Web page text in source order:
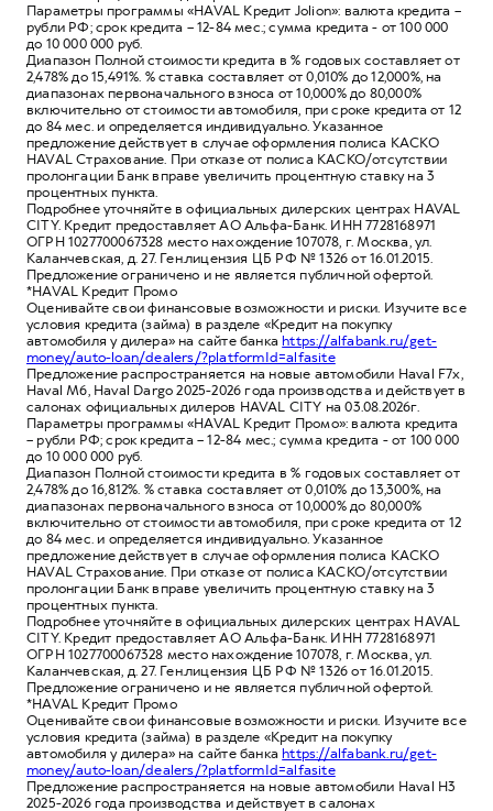
Параметры программы «HAVAL Кредит Jolion»: валюта кредита –
рубли РФ; срок кредита – 12-84 мес.; сумма кредита - от 100 000
до 10 000 000 руб.
Диапазон Полной стоимости кредита в % годовых составляет от
2,478% до 15,491%. % ставка составляет от 0,010% до 12,000%, на
диапазонах первоначального взноса от 10,000% до 80,000%
включительно от стоимости автомобиля, при сроке кредита от 12
до 84 мес. и определяется индивидуально. Указанное
предложение действует в случае оформления полиса КАСКО
HAVAL Страхование. При отказе от полиса КАСКО/отсутствии
пролонгации Банк вправе увеличить процентную ставку на 3
процентных пункта.
Подробнее уточняйте в официальных дилерских центрах HAVAL
CITY. Кредит предоставляет АО Альфа-Банк. ИНН 7728168971
ОГРН 1027700067328 место нахождение 107078, г. Москва, ул.
Каланчевская, д. 27. Ген.лицензия ЦБ РФ № 1326 от 16.01.2015.
Предложение ограничено и не является публичной офертой.
*HAVAL Кредит Промо
Оценивайте свои финансовые возможности и риски. Изучите все
условия кредита (займа) в разделе «Кредит на покупку
автомобиля у дилера» на сайте банкаhttps://alfabank.ru/get-
money/auto-loan/dealers/?platformId=alfasite
Предложение распространяется на новые автомобили Haval F7x,
Haval M6, Haval Dargo 2025-2026 года производства и действует в
салонах официальных дилеров HAVAL CITY на 03.08.2026г.
Параметры программы «HAVAL Кредит Промо»: валюта кредита
– рубли РФ; срок кредита – 12-84 мес.; сумма кредита - от 100 000
до 10 000 000 руб.
Диапазон Полной стоимости кредита в % годовых составляет от
2,478% до 16,812%. % ставка составляет от 0,010% до 13,300%, на
диапазонах первоначального взноса от 10,000% до 80,000%
включительно от стоимости автомобиля, при сроке кредита от 12
до 84 мес. и определяется индивидуально. Указанное
предложение действует в случае оформления полиса КАСКО
HAVAL Страхование. При отказе от полиса КАСКО/отсутствии
пролонгации Банк вправе увеличить процентную ставку на 3
процентных пункта.
Подробнее уточняйте в официальных дилерских центрах HAVAL
CITY. Кредит предоставляет АО Альфа-Банк. ИНН 7728168971
ОГРН 1027700067328 место нахождение 107078, г. Москва, ул.
Каланчевская, д. 27. Ген.лицензия ЦБ РФ № 1326 от 16.01.2015.
Предложение ограничено и не является публичной офертой.
*HAVAL Кредит Промо
Оценивайте свои финансовые возможности и риски. Изучите все
условия кредита (займа) в разделе «Кредит на покупку
автомобиля у дилера» на сайте банкаhttps://alfabank.ru/get-
money/auto-loan/dealers/?platformId=alfasite
Предложение распространяется на новые автомобили Haval H3
2025-2026 года производства и действует в салонах